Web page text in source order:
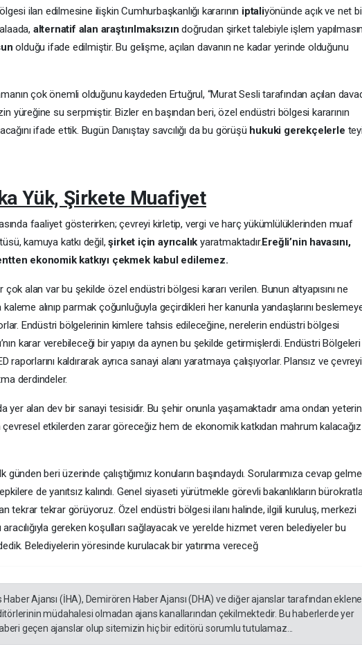
ilan edilmesine ilişkin Cumhurbaşkanlığı kararının iptaliyönünde açık ve net
alternatif alan araştırılmaksızın doğrudan şirket talebiyle işlem
olduğu ifade edilmiştir. Bu gelişme, açılan davanın ne kadar yerinde olduğunu
çok önemli olduğunu kaydeden Ertuğrul, “Murat Sesli tarafından açılan
yüreğine su serpmiştir. Bizler en başından beri, özel endüstri bölgesi kararının
ifade ettik. Bugün Danıştay savcılığı da bu görüşü hukuki gerekçelerle
Yük, Şirkete Muafiyet
faaliyet gösterirken; çevreyi kirletip, vergi ve harç yükümlülüklerinden muaf
kamuya katkı değil,şirket için ayrıcalık yaratmaktadır.Ereğli’nin havasını,
ekonomik katkıyı çekmek kabul edilemez.
çok alan var bu şekilde özel endüstri bölgesi kararı verilen. Bunun altyapısını ne
alınıp parmak çoğunluğuyla geçirdikleri her kanunla yandaşlarını
Endüstri bölgelerinin kimlere tahsis edileceğine, nerelerin endüstri bölgesi
karar verebileceği bir yapıyı da aynen bu şekilde getirmişlerdi. Endüstri Bölgeleri
raporlarını kaldırarak ayrıca sanayi alanı yaratmaya çalışıyorlar. Plansız ve çevreyi
derdindeler.
yer alan dev bir sanayi tesisidir. Bu şehir onunla yaşamaktadır ama ondan
çevresel etkilerden zarar göreceğiz hem de ekonomik katkıdan mahrum
beri üzerinde çalıştığımız konuların başındaydı. Sorularımıza cevap
de yanıtsız kalındı. Genel siyaseti yürütmekle görevli bakanlıkların
tekrar tekrar görüyoruz. Özel endüstri bölgesi ilanı halinde, ilgili kuruluş, merkezi
aracılığıyla gereken koşulları sağlayacak ve yerelde hizmet veren belediyeler bu
Belediyelerin yöresinde kurulacak bir yatırıma vereceğ
Ajansı (İHA), Demirören Haber Ajansı (DHA) ve diğer ajanslar tarafından
müdahalesi olmadan ajans kanallarından çekilmektedir. Bu haberlerde yer
geçen ajanslar olup sitemizin hiç bir editörü sorumlu tutulamaz...